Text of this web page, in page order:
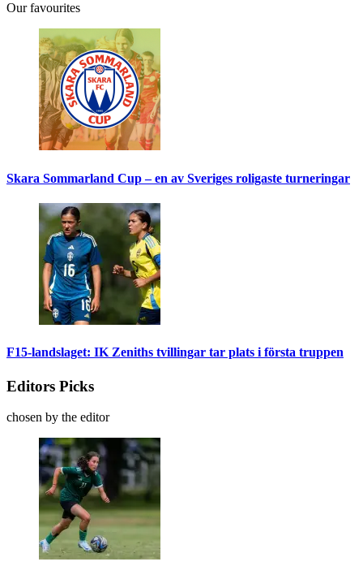
Our favourites
Skara Sommarland Cup – en av Sveriges roligaste turneringar
F15-landslaget: IK Zeniths tvillingar tar plats i första truppen
Editors Picks
chosen by the editor